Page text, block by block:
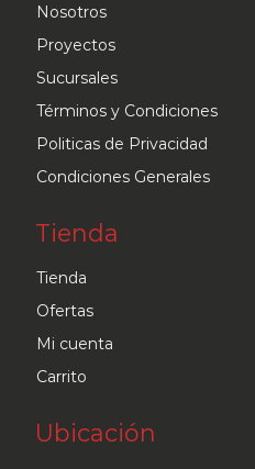
Nosotros
Proyectos
Sucursales
Términos y Condiciones
Politicas de Privacidad
Condiciones Generales
Tienda
Tienda
Ofertas
Mi cuenta
Carrito
Ubicación